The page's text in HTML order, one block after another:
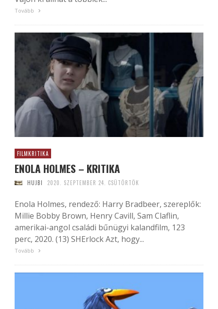
Tovább
FILMKRITIKA
ENOLA HOLMES – KRITIKA
HUJBI 2020. SZEPTEMBER 24. CSÜTÖRTÖK
Enola Holmes, rendező: Harry Bradbeer, szereplők:
Millie Bobby Brown, Henry Cavill, Sam Claflin,
amerikai-angol családi bűnügyi kalandfilm, 123
perc, 2020. (13) SHErlock Azt, hogy...
Tovább